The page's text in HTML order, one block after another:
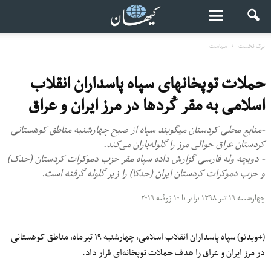
برگ نخست سیاست
حملات توپخانه‎ای سپاه پاسداران انقلاب
اسلامی به مقر کُردها در مرز ایران و عراق
-منابع محلی کردستان می‎گویند سپاه از صبح چهارشنبه مناطق کوهستانی
کردستان عراق حوالی مرز را گلوله‌باران می‌کند.
- دویچه‎ وله فارسی گزارش داده سپاه مقر حزب دموکرات کردستان (حدک)
و حزب دموکرات کردستان ایران (حدکا) را زیر گلوله گرفته است.
چهارشنبه ۱۹ تیر ۱۳۹۸ برابر با ۱۰ ژوئیه ۲۰۱۹
(+ویدئو) سپاه پاسداران انقلاب اسلامی، چهارشنبه ۱۹ تیرماه، مناطق کوهستانی
در مرز ایران و عراق را هدف حملات توپخانه‌ای قرار داد.